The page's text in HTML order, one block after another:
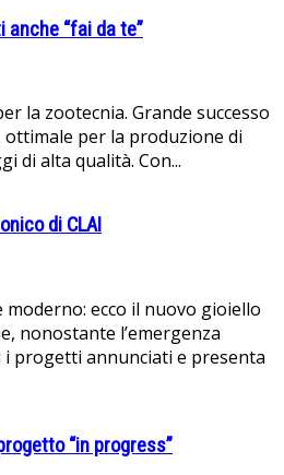
anche “fai da te”
la zootecnia. Grande successo
ottimale per la produzione di
di alta qualità. Con...
di CLAI
ecco il nuovo gioiello
nonostante l’emergenza
i progetti annunciati e presenta
“in progress”